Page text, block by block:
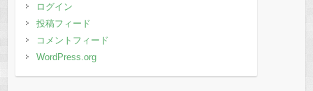
ログイン
投稿フィード
コメントフィード
WordPress.org